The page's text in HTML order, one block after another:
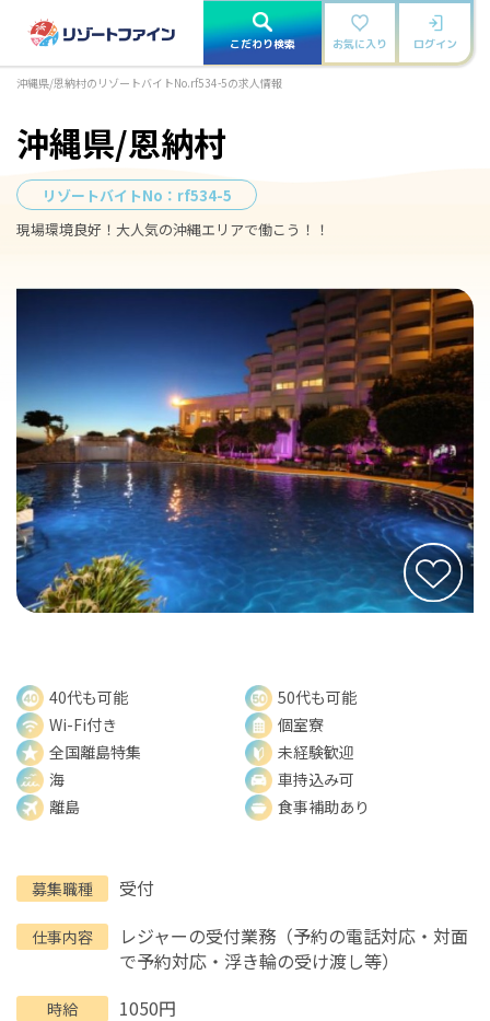
こだわり検索 お気に入り ログイン
沖縄県/恩納村のリゾートバイトNo.rf534-5の求人情報
沖縄県/恩納村
リゾートバイトNo： rf534-5
現場環境良好！大人気の沖縄エリアで働こう！！
40代も可能
50代も可能
Wi-Fi付き
個室寮
全国離島特集
未経験歓迎
海
車持込み可
離島
食事補助あり
募集職種 受付
仕事内容
レジャーの受付業務（予約の電話対応・対面
で予約対応・浮き輪の受け渡し等）
時給 1050円